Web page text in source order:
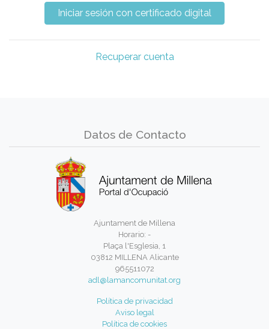
Recuperar cuenta
Datos de Contacto
Ajuntament de Millena
Horario: -
Plaça l'Esglesia, 1
03812 MILLENA Alicante
965511072
adl@lamancomunitat.org
Política de privacidad
Aviso legal
Política de cookies